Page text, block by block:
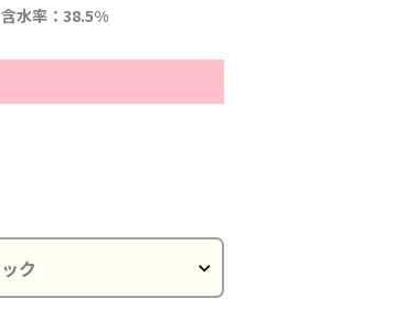
含水率：38.5%